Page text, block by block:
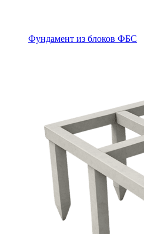
Фундамент из блоков ФБС